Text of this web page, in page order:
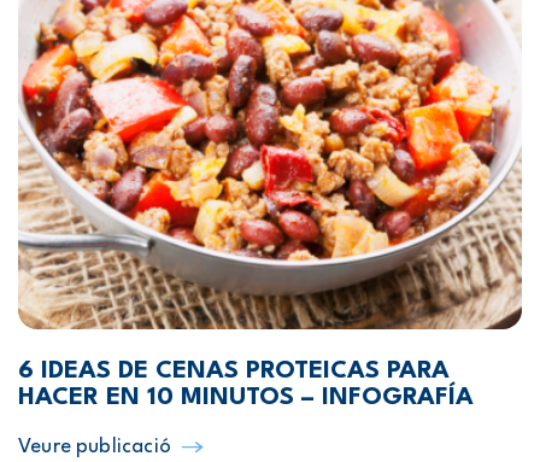
6 IDEAS DE CENAS PROTEICAS PARA
HACER EN 10 MINUTOS – INFOGRAFÍA
Veure publicació